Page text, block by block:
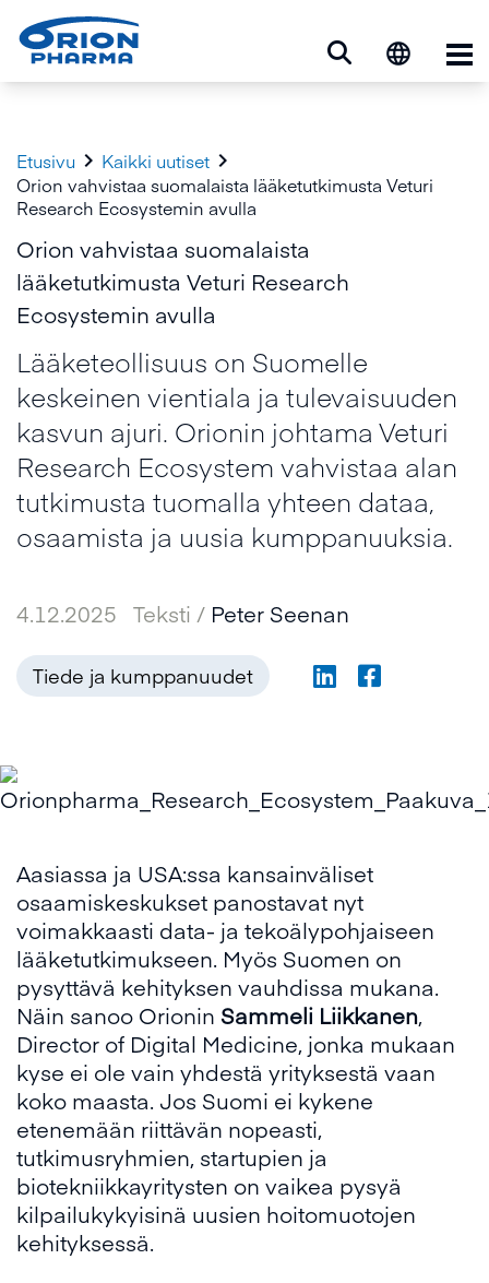
Etusivu  Kaikki uutiset 
Orion vahvistaa suomalaista lääketutkimusta Veturi
Research Ecosystemin avulla
Orion vahvistaa suomalaista
lääketutkimusta Veturi Research
Ecosystemin avulla
Lääketeollisuus on Suomelle
keskeinen vientiala ja tulevaisuuden
kasvun ajuri. Orionin johtama Veturi
Research Ecosystem vahvistaa alan
tutkimusta tuomalla yhteen dataa,
osaamista ja uusia kumppanuuksia.
4.12.2025 Teksti / Peter Seenan
Tiede ja kumppanuudet
Aasiassa ja USA:ssa kansainväliset
osaamiskeskukset panostavat nyt
voimakkaasti data- ja tekoälypohjaiseen
lääketutkimukseen. Myös Suomen on
pysyttävä kehityksen vauhdissa mukana.
Näin sanoo Orionin Sammeli Liikkanen,
Director of Digital Medicine, jonka mukaan
kyse ei ole vain yhdestä yrityksestä vaan
koko maasta. Jos Suomi ei kykene
etenemään riittävän nopeasti,
tutkimusryhmien, startupien ja
biotekniikkayritysten on vaikea pysyä
kilpailukykyisinä uusien hoitomuotojen
kehityksessä.